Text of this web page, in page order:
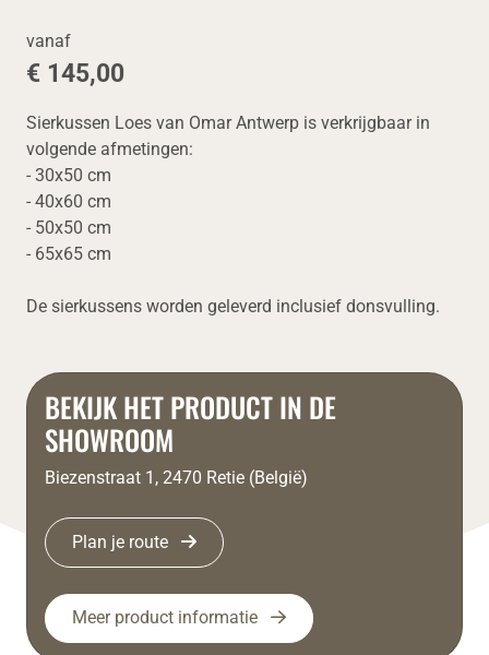
vanaf
€ 145,00
Sierkussen Loes van Omar Antwerp is verkrijgbaar in
volgende afmetingen:
- 30x50 cm
- 40x60 cm
- 50x50 cm
- 65x65 cm
De sierkussens worden geleverd inclusief donsvulling.
BEKIJK HET PRODUCT IN DE
SHOWROOM
Biezenstraat 1, 2470 Retie (België)
Plan je route
Meer product informatie